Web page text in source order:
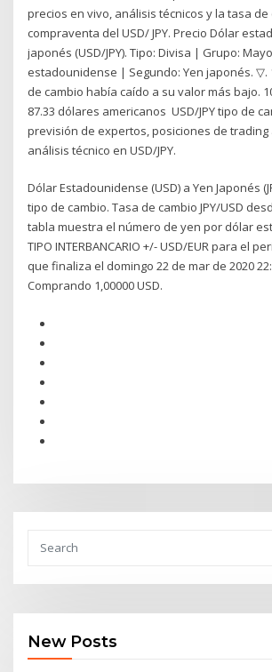
precios en vivo, análisis técnicos y la tasa de
compraventa del USD/ JPY. Precio Dólar
japonés (USD/JPY). Tipo: Divisa | Grupo:
estadounidense | Segundo: Yen japonés. ▽.
de cambio había caído a su valor más bajo.
87.33 dólares americanos USD/JPY tipo de
previsión de expertos, posiciones de trading
análisis técnico en USD/JPY.
Dólar Estadounidense (USD) a Yen Japonés
tipo de cambio. Tasa de cambio JPY/USD
tabla muestra el número de yen por dólar
TIPO INTERBANCARIO +/- USD/EUR para el
que finaliza el domingo 22 de mar de 2020
Comprando 1,00000 USD.
New Posts